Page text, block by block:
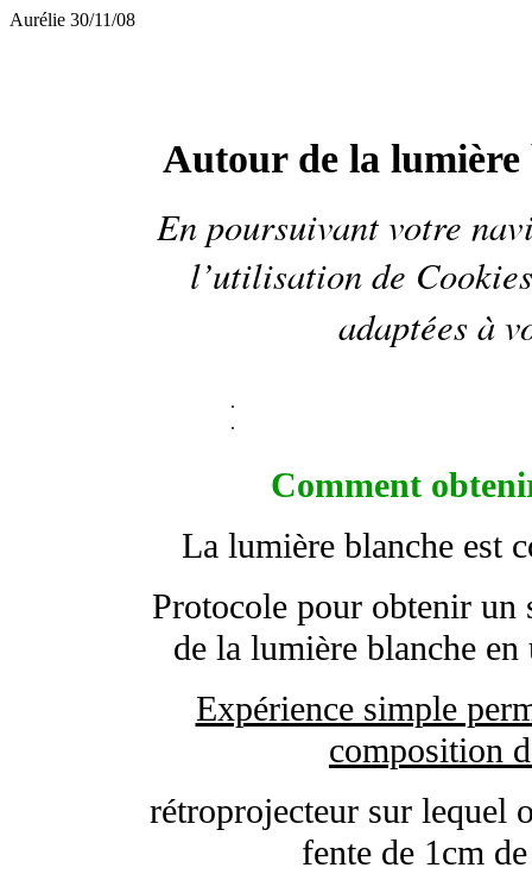
Aurélie 30/11/08
Autour de la lumière
En poursuivant votre
l’utilisation de Cookies
adaptées à
.
.
Comment
La lumière blanche est
Protocole pour obtenir un
de la lumière blanche
Expérience simple
composition
rétroprojecteur sur lequel
fente de 1cm